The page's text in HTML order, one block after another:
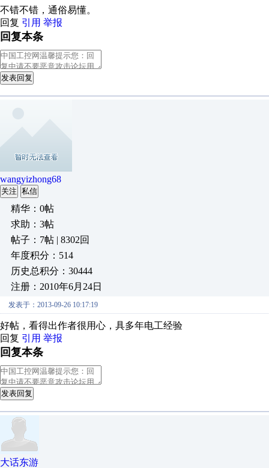
不错不错，通俗易懂。
回复 引用 举报
回复本条
发表回复
wangyizhong68
关注 私信
精华：0帖
求助：3帖
帖子：7帖 | 8302回
年度积分：514
历史总积分：30444
注册：2010年6月24日
发表于：2013-09-26 10:17:19
好帖，看得出作者很用心，具多年电工经验
回复 引用 举报
回复本条
发表回复
大话东游